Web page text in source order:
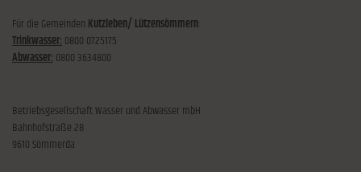
Für die Gemeinden Kutzleben/ Lützensömmern
Trinkwasser:0800 0725175
Abwasser:0800 3634800
Betriebsgesellschaft Wasser und Abwasser mbH
Bahnhofstraße 28
9610 Sömmerda